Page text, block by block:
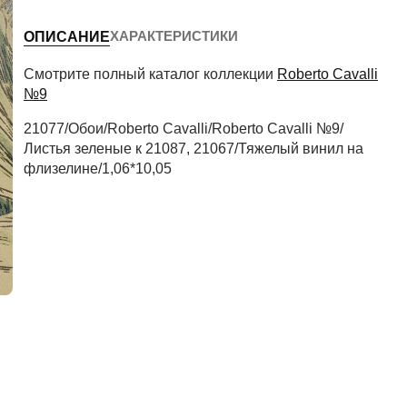
Периметр комнаты (м)
Рассчитать
ОПИСАНИЕХАРАКТЕРИСТИКИ
Смотрите полный каталог коллекции Roberto Cavalli
№9
21077/Обои/Roberto Cavalli/Roberto Cavalli №9/
Листья зеленые к 21087, 21067/Тяжелый винил на
флизелине/1,06*10,05